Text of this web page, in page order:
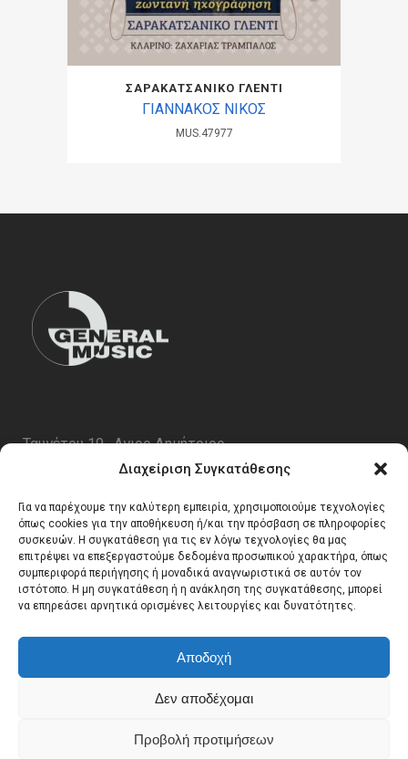
Διαχείριση Συγκατάθεσης
Για να παρέχουμε την καλύτερη εμπειρία, χρησιμοποιούμε τεχνολογίες
όπως cookies για την αποθήκευση ή/και την πρόσβαση σε πληροφορίες
συσκευών. Η συγκατάθεση για τις εν λόγω τεχνολογίες θα μας
επιτρέψει να επεξεργαστούμε δεδομένα προσωπικού χαρακτήρα, όπως
συμπεριφορά περιήγησης ή μοναδικά αναγνωριστικά σε αυτόν τον
ιστότοπο. Η μη συγκατάθεση ή η ανάκληση της συγκατάθεσης, μπορεί
να επηρεάσει αρνητικά ορισμένες λειτουργίες και δυνατότητες.
Αποδοχή
Δεν αποδέχομαι
Προβολή προτιμήσεων
ΣΑΡΑΚΑΤΣΑΝΙΚΟ ΓΛΕΝΤΙ
ΓΙΑΝΝΑΚΟΣ ΝΙΚΟΣ
MUS.47977
Ταυγέτου 19 , Αγιος Δημήτριος
email:info@generalmusic.gr
Ωρες Λειτουργίας:
Δευτέρα – Παρασκευή 10:00 – 17:00